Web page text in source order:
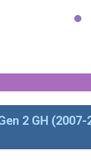
2 GH (2007-